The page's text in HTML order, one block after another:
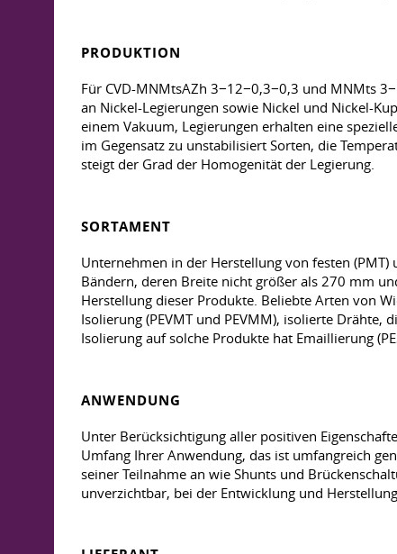
PRODUKTION
Für CVD-MNMtsAZh 3−12−0,3−0,3 und MNMts
an Nickel-Legierungen sowie Nickel und Nickel-
einem Vakuum, Legierungen erhalten eine
im Gegensatz zu unstabilisiert Sorten, die
steigt der Grad der Homogenität der Legierung.
SORTAMENT
Unternehmen in der Herstellung von festen
Bändern, deren Breite nicht größer als 270 mm
Herstellung dieser Produkte. Beliebte Arten von
Isolierung (PEVMT und PEVMM), isolierte Drähte,
Isolierung auf solche Produkte hat Emaillierung
ANWENDUNG
Unter Berücksichtigung aller positiven
Umfang Ihrer Anwendung, das ist umfangreich
seiner Teilnahme an wie Shunts und
unverzichtbar, bei der Entwicklung und